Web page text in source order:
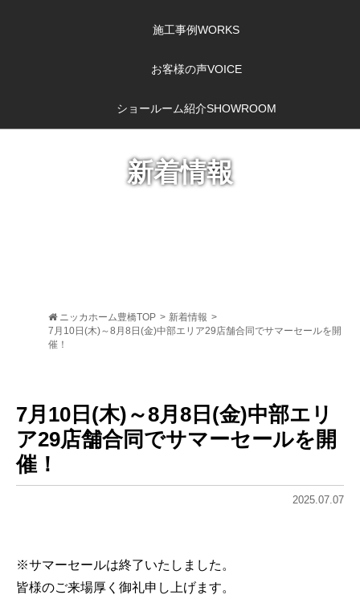
施工事例WORKS
お客様の声VOICE
ショールーム紹介SHOWROOM
新着情報
ニッカホーム豊橋TOP > 新着情報 >
7月10日(木)～8月8日(金)中部エリア29店舗合同でサマーセールを開
催！
7月10日(木)～8月8日(金)中部エリ
ア29店舗合同でサマーセールを開
催！
2025.07.07
※サマーセールは終了いたしました。
皆様のご来場厚く御礼申し上げます。